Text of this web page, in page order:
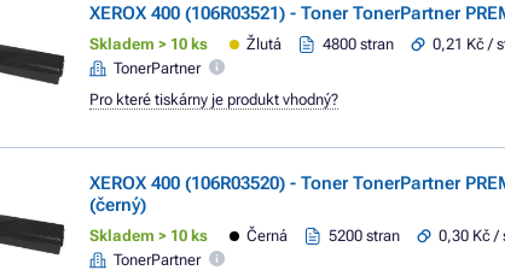
XEROX 400 (106R03521) - Toner TonerPartner
Skladem > 10 ks Žlutá 4800 stran
0,21 Kč /
TonerPartner
Pro které tiskárny je produkt vhodný?
XEROX 400 (106R03520) - Toner TonerPartner
(černý)
Skladem > 10 ks Černá 5200 stran
0,30 Kč /
TonerPartner